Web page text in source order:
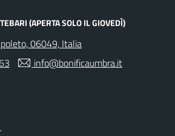
(APERTA SOLO IL GIOVEDÌ)
06049, Italia
info@bonificaumbra.it